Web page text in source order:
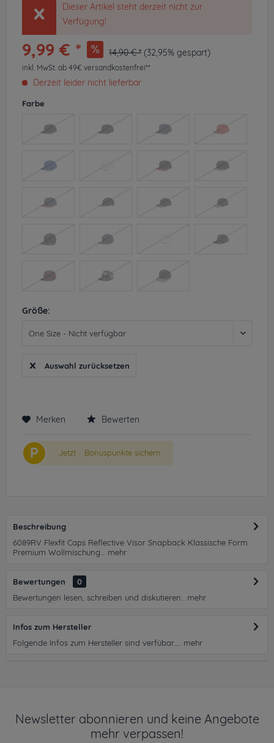
Dieser Artikel steht derzeit nicht zur
Verfügung!
9,99 € * 14,90 € * (32,95% gespart)
inkl. MwSt. ab 49€ versandkostenfrei**
Derzeit leider nicht lieferbar
Farbe
Größe:
Auswahl zurücksetzen
Merken Bewerten
P Jetzt Bonuspunkte sichern
Beschreibung
6089RV Flexfit Caps Reflective Visor Snapback Klassische Form.
Premium Wollmischung....
mehr
Bewertungen
0
Bewertungen lesen, schreiben und diskutieren...
mehr
Infos zum Hersteller
Folgende Infos zum Hersteller sind verfübar...... mehr
Newsletter abonnieren und keine Angebote
mehr verpassen!